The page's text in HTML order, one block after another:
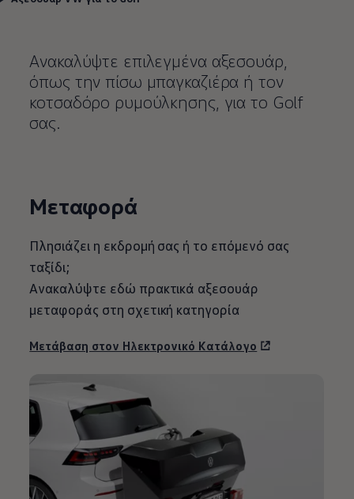
Ανακαλύψτε επιλεγμένα αξεσουάρ,
όπως την πίσω μπαγκαζιέρα ή τον
κοτσαδόρο ρυμούλκησης, για το Golf
σας.
Μεταφορά
Πλησιάζει η εκδρομή σας ή το επόμενό σας
ταξίδι;
Ανακαλύψτε εδώ πρακτικά αξεσουάρ
μεταφοράς στη σχετική κατηγορία
Μετάβαση στον Ηλεκτρονικό Κατάλογο